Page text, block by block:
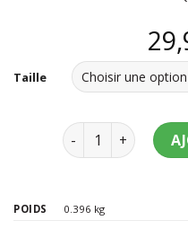
Taille
quantité de
POIDS 0.396 kg